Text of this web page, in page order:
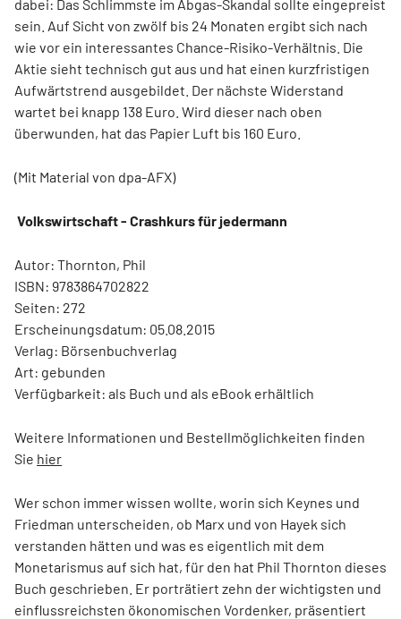
dabei: Das Schlimmste im Abgas-Skandal sollte eingepreist
sein. Auf Sicht von zwölf bis 24 Monaten ergibt sich nach
wie vor ein interessantes Chance-Risiko-Verhältnis. Die
Aktie sieht technisch gut aus und hat einen kurzfristigen
Aufwärtstrend ausgebildet. Der nächste Widerstand
wartet bei knapp 138 Euro. Wird dieser nach oben
überwunden, hat das Papier Luft bis 160 Euro.
(Mit Material von dpa-AFX)
Volkswirtschaft - Crashkurs für jedermann
Autor: Thornton, Phil
ISBN: 9783864702822
Seiten: 272
Erscheinungsdatum: 05.08.2015
Verlag: Börsenbuchverlag
Art: gebunden
Verfügbarkeit: als Buch und als eBook erhältlich
Weitere Informationen und Bestellmöglichkeiten finden
Sie hier
Wer schon immer wissen wollte, worin sich Keynes und
Friedman unterscheiden, ob Marx und von Hayek sich
verstanden hätten und was es eigentlich mit dem
Monetarismus auf sich hat, für den hat Phil Thornton dieses
Buch geschrieben. Er porträtiert zehn der wichtigsten und
einflussreichsten ökonomischen Vordenker, präsentiert